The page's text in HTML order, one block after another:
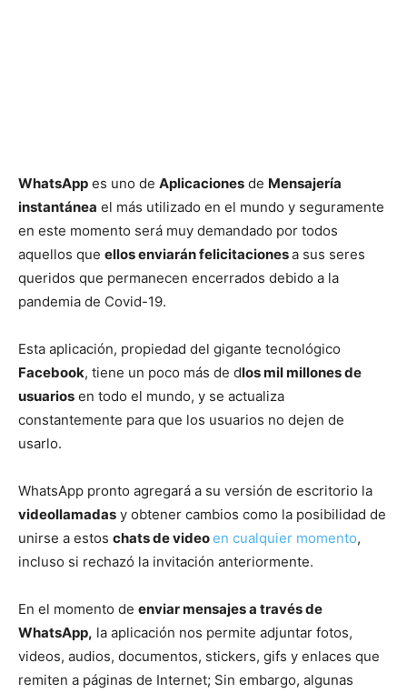
WhatsApp es uno de Aplicaciones de Mensajería
instantánea el más utilizado en el mundo y seguramente
en este momento será muy demandado por todos
aquellos que ellos enviarán felicitacionesa sus seres
queridos que permanecen encerrados debido a la
pandemia de Covid-19.
Esta aplicación, propiedad del gigante tecnológico
Facebook, tiene un poco más de dlos mil millones de
usuarios en todo el mundo, y se actualiza
constantemente para que los usuarios no dejen de
usarlo.
WhatsApp pronto agregará a su versión de escritorio la
videollamadas y obtener cambios como la posibilidad de
unirse a estos chats de videoen cualquier momento,
incluso si rechazó la invitación anteriormente.
En el momento de enviar mensajes a través de
WhatsApp, la aplicación nos permite adjuntar fotos,
videos, audios, documentos, stickers, gifs y enlaces que
remiten a páginas de Internet; Sin embargo, algunas